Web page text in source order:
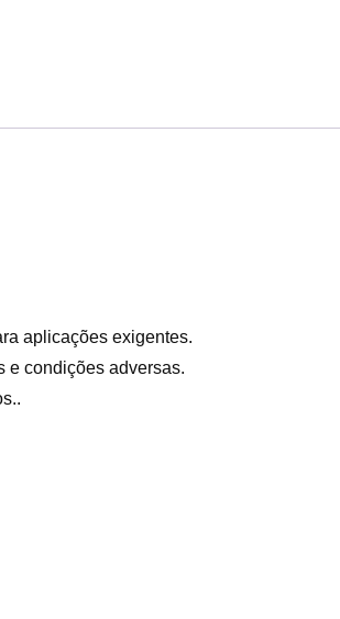
aplicações exigentes.
e condições adversas.